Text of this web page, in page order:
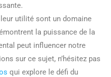
utilité sont un domaine
la puissance de la
peut influencer notre
sur ce sujet, n’hésitez pas
qui explore le défi du